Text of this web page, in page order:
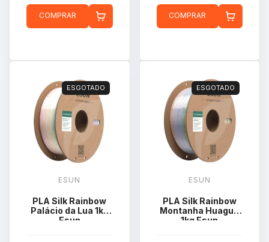
COMPRAR COMPRAR
ESGOTADO
ESUN
PLA Silk Rainbow
Palácio da Lua 1kg
Esun
ESGOTADO
ESUN
PLA Silk Rainbow
Montanha Huaguo
1kg Esun